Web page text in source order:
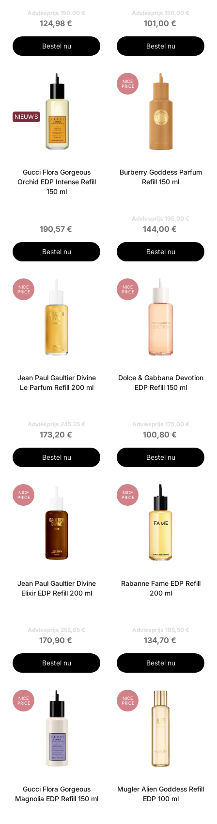
Adviesprijs 150,00 €
124,98 €
Bestel nu
Adviesprijs 150,00 €
101,00 €
Bestel nu
NIEUWS
Gucci Flora Gorgeous
Orchid EDP Intense Refill
150 ml
190,57 €
Bestel nu
NICE
PRICE
Burberry Goddess Parfum
Refill 150 ml
Adviesprijs 195,00 €
144,00 €
Bestel nu
NICE
PRICE
Jean Paul Gaultier Divine
Le Parfum Refill 200 ml
Adviesprijs 245,25 €
173,20 €
Bestel nu
NICE
PRICE
Dolce & Gabbana Devotion
EDP Refill 150 ml
Adviesprijs 175,00 €
100,80 €
Bestel nu
NICE
PRICE
Jean Paul Gaultier Divine
Elixir EDP Refill 200 ml
Adviesprijs 252,65 €
170,90 €
Bestel nu
NICE
PRICE
Rabanne Fame EDP Refill
200 ml
Adviesprijs 195,50 €
134,70 €
Bestel nu
NICE
PRICE
Gucci Flora Gorgeous
Magnolia EDP Refill 150 ml
NICE
PRICE
Mugler Alien Goddess Refill
EDP 100 ml